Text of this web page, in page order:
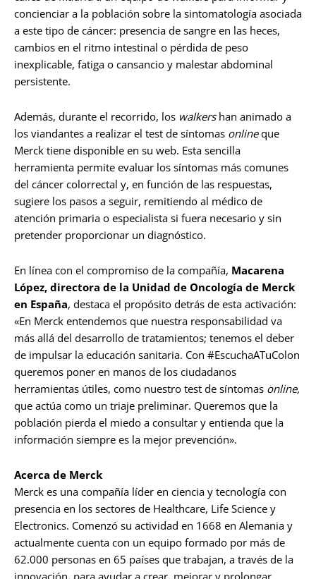
concienciar a la población sobre la sintomatología asociada
a este tipo de cáncer: presencia de sangre en las heces,
cambios en el ritmo intestinal o pérdida de peso
inexplicable, fatiga o cansancio y malestar abdominal
persistente.
Además, durante el recorrido, los walkers han animado a
los viandantes a realizar el test de síntomas onlineque
Merck tiene disponible en su web. Esta sencilla
herramienta permite evaluar los síntomas más comunes
del cáncer colorrectal y, en función de las respuestas,
sugiere los pasos a seguir, remitiendo al médico de
atención primaria o especialista si fuera necesario y sin
pretender proporcionar un diagnóstico.
En línea con el compromiso de la compañía, Macarena
López, directora de la Unidad de Oncología de Merck
en España, destaca el propósito detrás de esta activación:
«En Merck entendemos que nuestra responsabilidad va
más allá del desarrollo de tratamientos; tenemos el deber
de impulsar la educación sanitaria. Con #EscuchaATuColon
queremos poner en manos de los ciudadanos
herramientas útiles, como nuestro test de síntomas online,
que actúa como un triaje preliminar. Queremos que la
población pierda el miedo a consultar y entienda que la
información siempre es la mejor prevención».
Acerca de Merck
Merck es una compañía líder en ciencia y tecnología con
presencia en los sectores de Healthcare, Life Science y
Electronics. Comenzó su actividad en 1668 en Alemania y
actualmente cuenta con un equipo formado por más de
62.000 personas en 65 países que trabajan, a través de la
innovación, para ayudar a crear, mejorar y prolongar